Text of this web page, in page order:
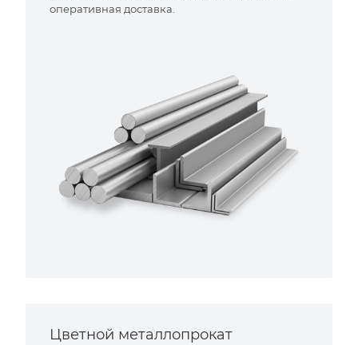
оперативная доставка.
Цветной металлопрокат